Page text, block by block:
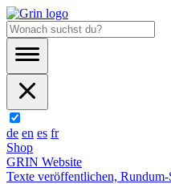
de en es fr
Shop
GRIN Website
Texte veröffentlichen, Rundum-